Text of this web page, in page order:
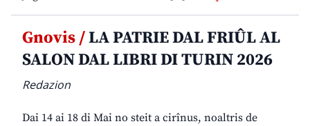
Gnovis /LA PATRIE DAL FRIÛL AL
SALON DAL LIBRI DI TURIN 2026
Redazion
Dai 14 ai 18 di Mai no steit a cirînus, noaltris de